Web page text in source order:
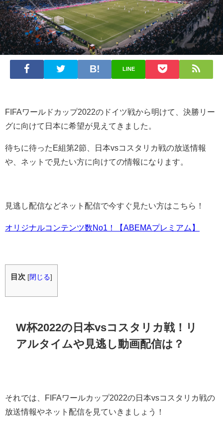
LINE
FIFAワールドカップ2022のドイツ戦から明けて、決勝リー
グに向けて日本に希望が見えてきました。
待ちに待ったE組第2節、日本vsコスタリカ戦の放送情報
や、ネットで見たい方に向けての情報になります。
見逃し配信などネット配信で今すぐ見たい方はこちら！
オリジナルコンテンツ数No1！【ABEMAプレミアム】
目次 [閉じる]
W杯2022の日本vsコスタリカ戦！リ
アルタイムや見逃し動画配信は？
それでは、FIFAワールカップ2022の日本vsコスタリカ戦の
放送情報やネット配信を見ていきましょう！